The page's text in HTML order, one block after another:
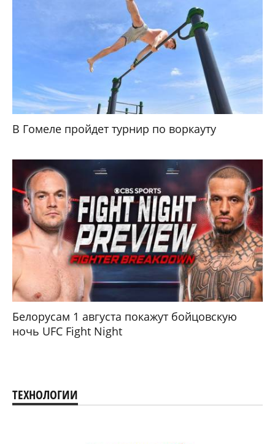
В Гомеле пройдет турнир по воркауту
Белорусам 1 августа покажут бойцовскую
ночь UFC Fight Night
ТЕХНОЛОГИИ